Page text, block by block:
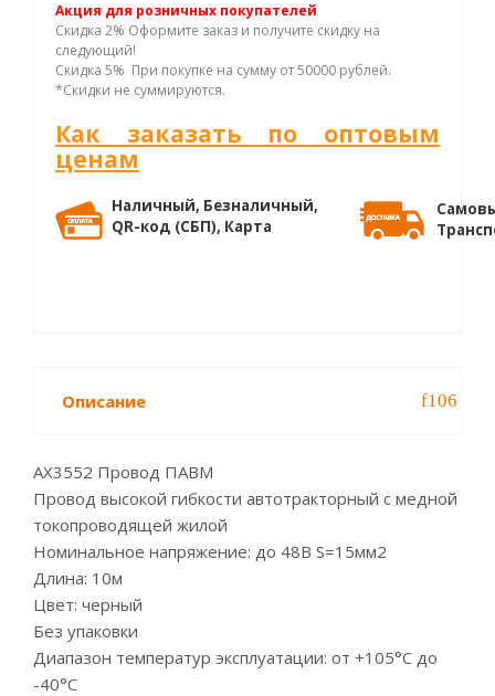
Акция для розничных покупателей
Скидка 2% Оформите заказ и получите скидку на
следующий!
Скидка 5% При покупке на сумму от 50000 рублей.
*Скидки не суммируются.
Как заказать по оптовым
ценам
Наличный, Безналичный,
QR-код (СБП), Карта
Описание
AX3552 Провод ПАВМ
Провод высокой гибкости автотракторный с медной
токопроводящей жилой
Номинальное напряжение: до 48В S=15мм2
Длина: 10м
Цвет: черный
Без упаковки
Диапазон температур эксплуатации: от +105°С до
-40°С